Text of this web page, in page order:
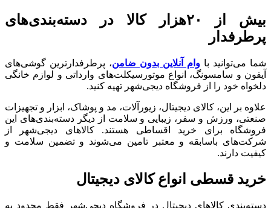
بیش از ۲۰هزار کالا در دسته‌بندی‌های
پرطرفدار
شما می‌توانید با وام آنلاین بدون ضامن، پرطرفدارترین گوشی‌های
آیفون و سامسونگ، انواع موتورسیکلت‌‌های وارداتی و لوازم خانگی
دلخواه خود را از فروشگاه دیجی‌شهر تهیه کنید.
علاوه بر این، کالای دیجیتال، زیورآلات، مد و پوشاک، ابزار و تجهیزات
صنعتی، ورزش و سفر، زیبایی و سلامت از دیگر دسته‌بندی‌های این
فروشگاه برای خرید اقساطی هستند. کالاهای دیجی‌شهر از
شرکت‌های باسابقه و معتبر تامین می‌شوند و تضمین‌ سلامت و
کیفیت دارند.
خرید قسطی انواع کالای دیجیتال
دسته‌بندی کالاهای دیجیتال در فروشگاه دیجی‌شهر فقط محدود به